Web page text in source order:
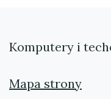
Komputery i
Mapa strony